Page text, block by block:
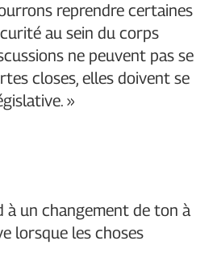
reprendre certaines
au sein du corps
ne peuvent pas se
closes, elles doivent se
»
à un changement de ton à
lorsque les choses